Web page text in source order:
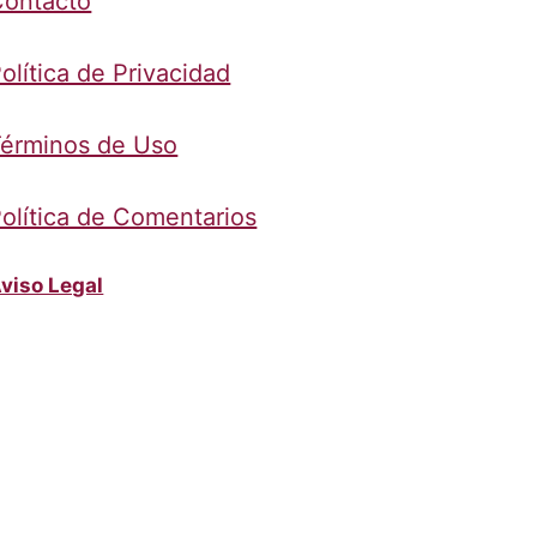
de Privacidad
de Uso
de Comentarios
Legal